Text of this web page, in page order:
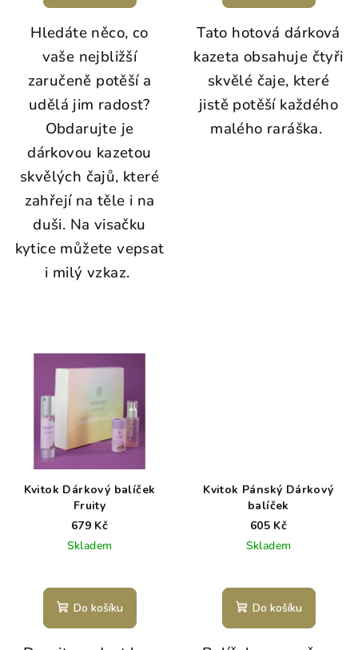
Hledáte něco, co
vaše nejbližší
zaručeně potěší a
udělá jim radost?
Obdarujte je
dárkovou kazetou
skvělých čajů, které
zahřejí na těle i na
duši. Na visačku
kytice můžete vepsat
i milý vzkaz.
Tato hotová dárková
kazeta obsahuje čtyři
skvělé čaje, které
jistě potěší každého
malého raráška.
Kvitok Dárkový balíček
Fruity
679 Kč
Skladem
Do košíku
Kvitok Pánský Dárkový
balíček
605 Kč
Skladem
Do košíku